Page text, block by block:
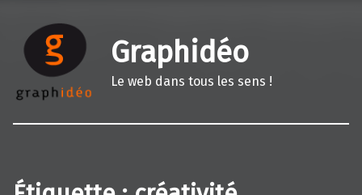
Graphidéo
Le web dans tous les sens !